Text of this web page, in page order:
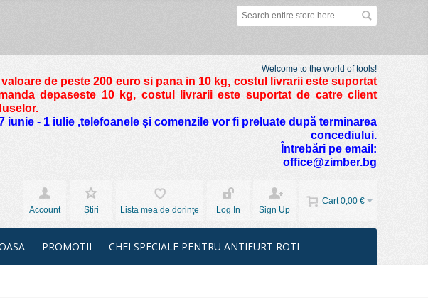
Welcome to the world of tools!
de peste 200 euro si pana in 10 kg, costul livrarii este suportat
depaseste 10 kg, costul livrarii este suportat de catre client
iunie - 1 iulie ,telefoanele și comenzile vor fi preluate după terminarea
concediului.
Întrebări pe email:
office@zimber.bg
Cart 0,00 €
Account
Știri Lista mea de dorinţe Log In Sign Up
PROMOTII CHEI SPECIALE PENTRU ANTIFURT ROTI